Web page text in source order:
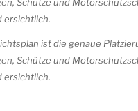
ist die genaue
Schütze und
ersichtlich.